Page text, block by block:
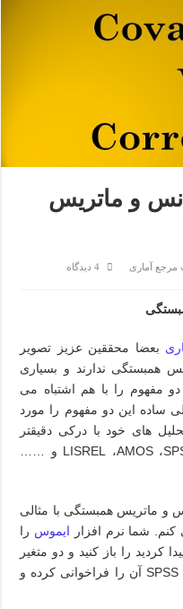
و ماتریس
مرجع آماری
4 دیدگاه
بعضا محققین عزیز تصویر
همبستگی ندارند و بسیاری
مفهوم را با هم اشتباه می
ساده این دو مفهوم را مورد
های خود با درکی دقیقتر
،AMOS، LISREL و ……
و ماتریس همبستگی با مثالی
شما نرم افزار ایموس را
را باز کنید و دو متغیر
SPSS آن را فراخوانی کرده و